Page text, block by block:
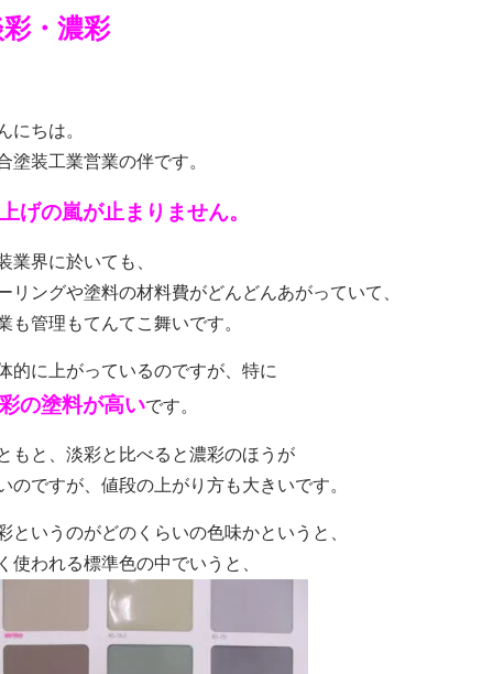
・濃彩
にちは。
塗装工業営業の伴です。
げの嵐が止まりません。
業界に於いても、
リングや塗料の材料費がどんどんあがっていて、
も管理もてんてこ舞いです。
的に上がっているのですが、特に
の塗料が高いです。
もと、淡彩と比べると濃彩のほうが
のですが、値段の上がり方も大きいです。
というのがどのくらいの色味かというと、
使われる標準色の中でいうと、